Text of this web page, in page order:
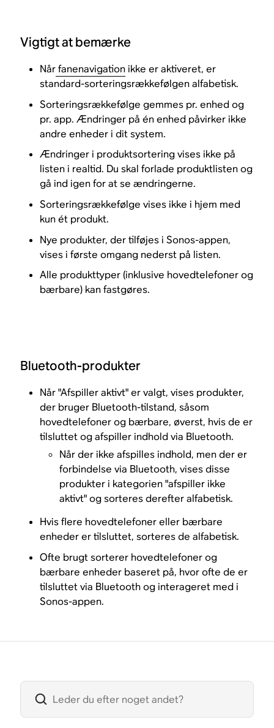
Vigtigt at bemærke
Nårfanenavigationikke er aktiveret, er
standard-sorteringsrækkefølgen alfabetisk.
Sorteringsrækkefølge gemmes pr. enhed og
pr. app. Ændringer på én enhed påvirker ikke
andre enheder i dit system.
Ændringer i produktsortering vises ikke på
listen i realtid. Du skal forlade produktlisten og
gå ind igen for at se ændringerne.
Sorteringsrækkefølge vises ikke i hjem med
kun ét produkt.
Nye produkter, der tilføjes i Sonos-appen,
vises i første omgang nederst på listen.
Alle produkttyper (inklusive hovedtelefoner og
bærbare) kan fastgøres.
Bluetooth-produkter
Når "Afspiller aktivt" er valgt, vises produkter,
der bruger Bluetooth-tilstand, såsom
hovedtelefoner og bærbare, øverst, hvis de er
tilsluttet og afspiller indhold via Bluetooth.
Når der ikke afspilles indhold, men der er
forbindelse via Bluetooth, vises disse
produkter i kategorien "afspiller ikke
aktivt" og sorteres derefter alfabetisk.
Hvis flere hovedtelefoner eller bærbare
enheder er tilsluttet, sorteres de alfabetisk.
Ofte brugt sorterer hovedtelefoner og
bærbare enheder baseret på, hvor ofte de er
tilsluttet via Bluetooth og interageret med i
Sonos-appen.